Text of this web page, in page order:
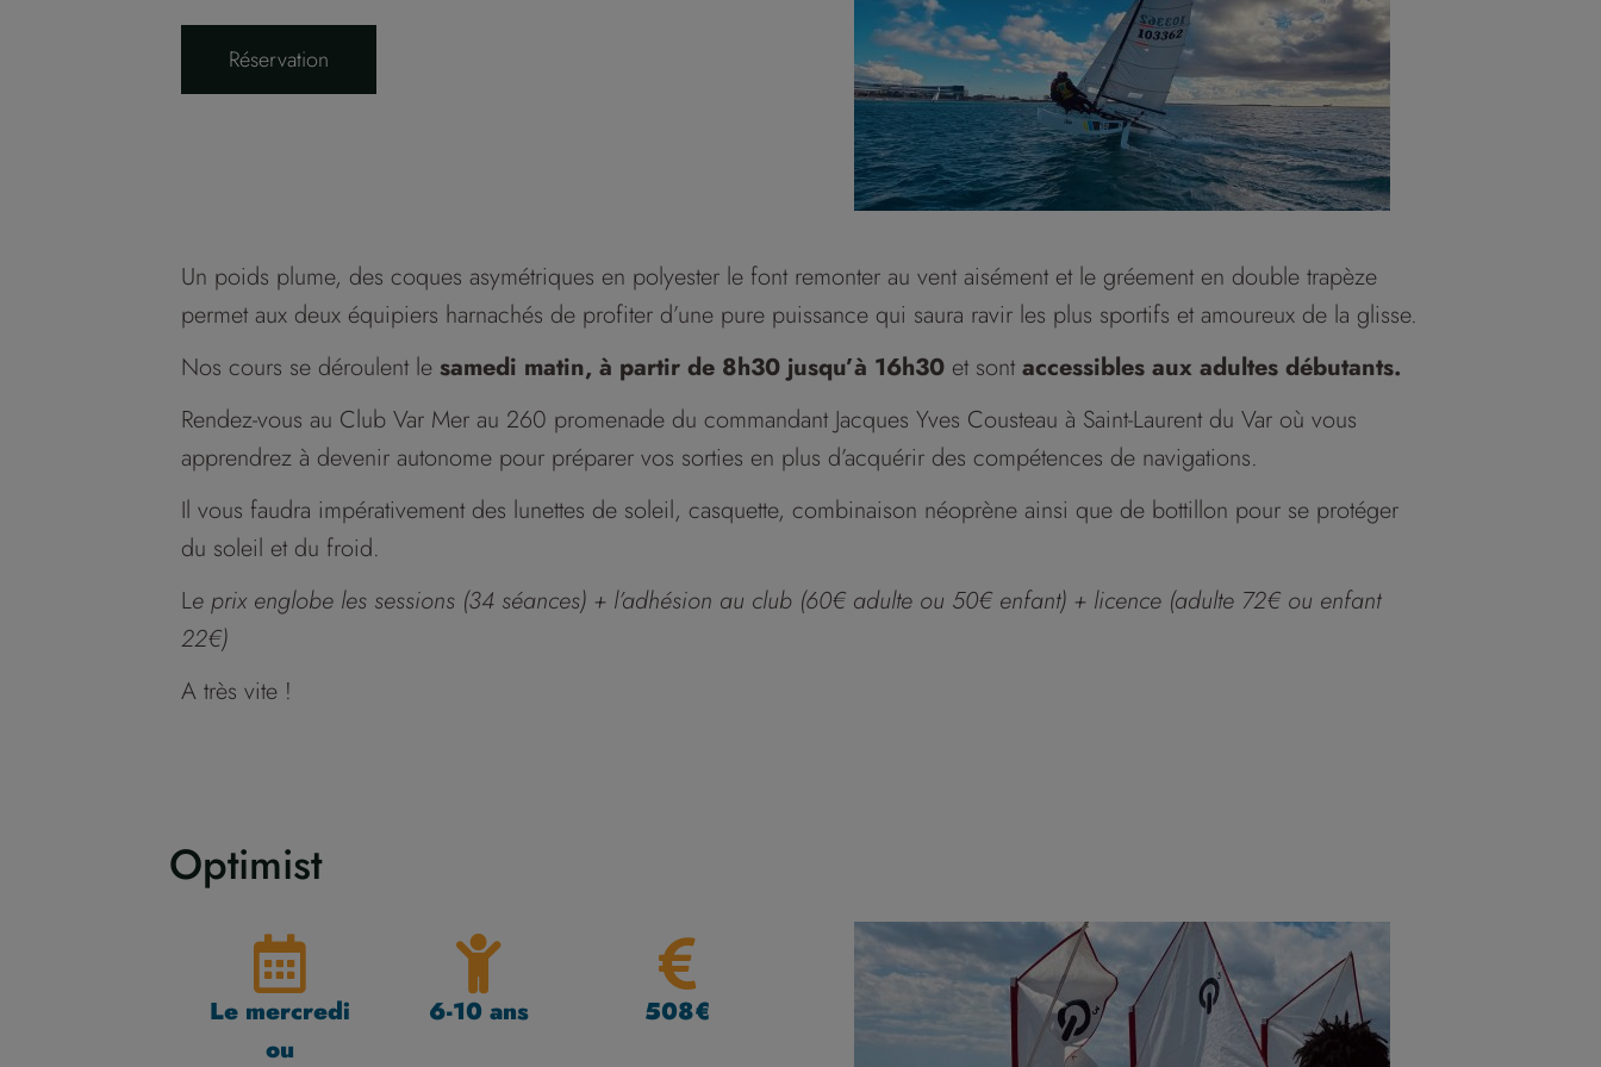
Réservation
Un poids plume, des coques asymétriques en polyester le font remonter au vent aisément et le gréement en double trapèze
permet aux deux équipiers harnachés de profiter d’une pure puissance qui saura ravir les plus sportifs et amoureux de la glisse.
Nos cours se déroulent le samedi matin, à partir de 8h30 jusqu’à 16h30 et sont accessibles aux adultes débutants.
Rendez-vous au Club Var Mer au 260 promenade du commandant Jacques Yves Cousteau à Saint-Laurent du Var où vous
apprendrez à devenir autonome pour préparer vos sorties en plus d’acquérir des compétences de navigations.
Il vous faudra impérativement des lunettes de soleil, casquette, combinaison néoprène ainsi que de bottillon pour se protéger
du soleil et du froid.
Le prix englobe les sessions (34 séances) + l’adhésion au club (60€ adulte ou 50€ enfant) + licence (adulte 72€ ou enfant
22€)
A très vite !
Optimist
Le mercredi
ou
6-10 ans 508€